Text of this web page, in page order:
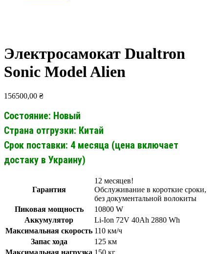
Электросамокат Dualtron
Sonic Model Alien
156500,00 ₴
Состояние: Новый
Страна отгрузки: Китай
Срок поставки: 4 месяца (цена включает
достаку в Украину)
Гарантия
12 месяцев!
Обслуживание в короткие сроки,
без документальной волокиты
Пиковая мощность
10800 W
Аккумулятор
Li-Ion 72V 40Ah 2880 Wh
Максимальная скорость 110 км/ч
Запас хода
125 км
Максимальная нагрузка 150 кг